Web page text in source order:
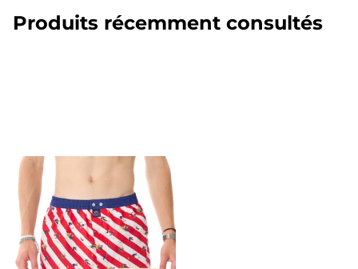
Produits récemment consultés